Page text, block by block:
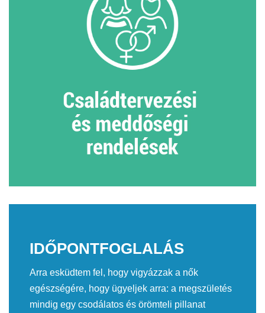
IDŐPONTFOGLALÁS
Arra esküdtem fel, hogy vigyázzak a nők
egészségére, hogy ügyeljek arra: a megszületés
mindig egy csodálatos és örömteli pillanat